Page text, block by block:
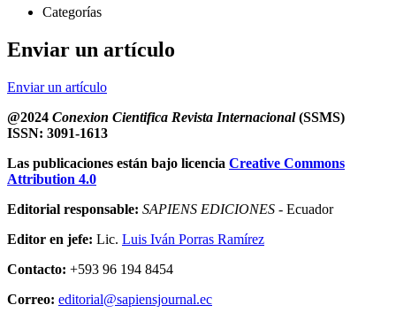
Categorías
Enviar un artículo
Enviar un artículo
@2024 Conexion Cientifica Revista Internacional (SSMS)
ISSN: 3091-1613
Las publicaciones están bajo licencia Creative Commons
Attribution 4.0
Editorial responsable: SAPIENS EDICIONES - Ecuador
Editor en jefe: Lic. Luis Iván Porras Ramírez
Contacto: +593 96 194 8454
Correo: editorial@sapiensjournal.ec